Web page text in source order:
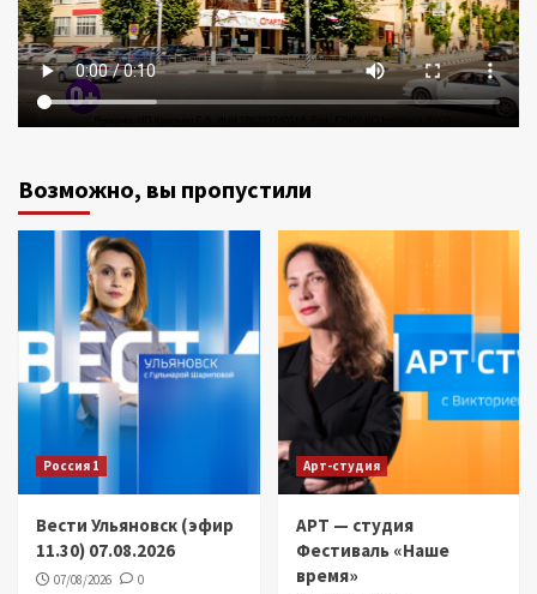
Возможно, вы пропустили
Россия 1
Вести Ульяновск (эфир
11.30) 07.08.2026
07/08/2026 0
Арт-студия
АРТ — студия
Фестиваль «Наше
время»